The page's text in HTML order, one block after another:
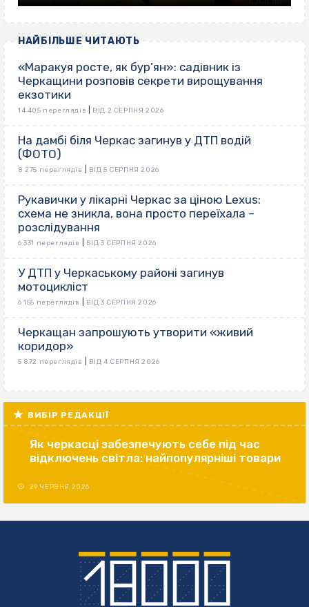
НАЙБІЛЬШЕ ЧИТАЮТЬ
«Маракуя росте, як бур’ян»: садівник із
Черкащини розповів секрети вирощування
екзотики
14 405 переглядів ВІД 2 СЕРПНЯ 2026
На дамбі біля Черкас загинув у ДТП водій
(ФОТО)
8 275 переглядів ВІД 5 СЕРПНЯ 2026
Рукавички у лікарні Черкас за ціною Lexus:
схема не зникла, вона просто переїхала –
розслідування
6 331 переглядів ВІД 3 СЕРПНЯ 2026
У ДТП у Черкаському районі загинув
мотоцикліст
6 155 переглядів ВІД 3 СЕРПНЯ 2026
Черкащан запрошують утворити «живий
коридор»
5 872 переглядів ВІД 4 СЕРПНЯ 2026
ВИБІР РЕДАКЦІЇ
Як черкасці забезпечують себе під час
відключень світла: найпопулярніші товари
29 ЧЕРВНЯ 2026